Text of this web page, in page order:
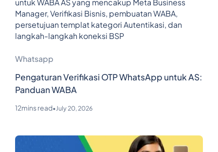
Whatsapp
Pengaturan Verifikasi OTP WhatsApp untuk AS:
Panduan WABA
12mins read•July 20, 2026